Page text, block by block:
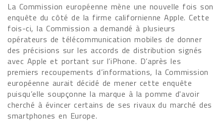
La Commission européenne mène une nouvelle fois son
enquête du côté de la firme californienne Apple. Cette
fois-ci, la Commission a demandé à plusieurs
opérateurs de télécommunication mobiles de donner
des précisions sur les accords de distribution signés
avec Apple et portant sur l’iPhone. D’après les
premiers recoupements d’informations, la Commission
européenne aurait décidé de mener cette enquête
puisqu’elle soupçonne la marque à la pomme d'avoir
cherché à évincer certains de ses rivaux du marché des
smartphones en Europe.